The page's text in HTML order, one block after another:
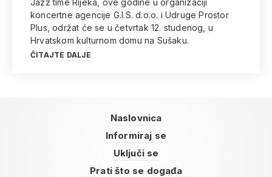
Jazz time Rijeka, ove godine u organizaciji
koncertne agencije G.I.S. d.o.o. i Udruge Prostor
Plus, održat će se u četvrtak 12. studenog, u
Hrvatskom kulturnom domu na Sušaku.
ČITAJTE DALJE
Naslovnica
Informiraj se
Uključi se
Prati što se događa